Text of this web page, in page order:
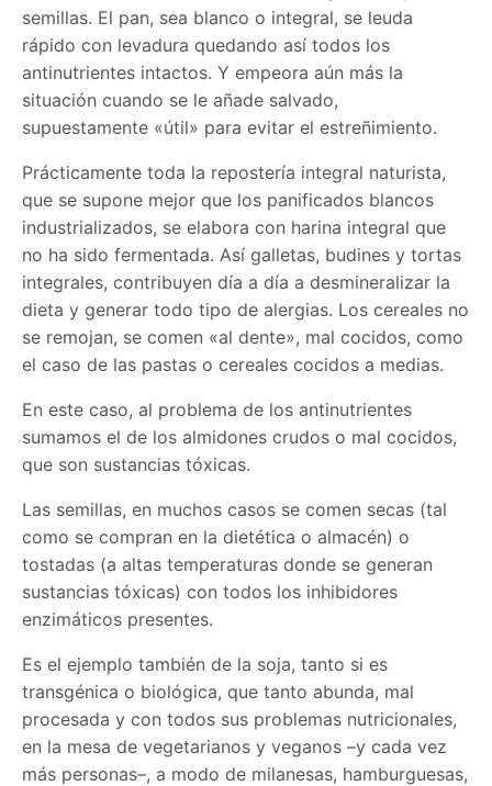
semillas. El pan, sea blanco o integral, se leuda
rápido con levadura quedando así todos los
antinutrientes intactos. Y empeora aún más la
situación cuando se le añade salvado,
supuestamente «útil» para evitar el estreñimiento.
Prácticamente toda la repostería integral naturista,
que se supone mejor que los panificados blancos
industrializados, se elabora con harina integral que
no ha sido fermentada. Así galletas, budines y tortas
integrales, contribuyen día a día a desmineralizar la
dieta y generar todo tipo de alergias. Los cereales no
se remojan, se comen «al dente», mal cocidos, como
el caso de las pastas o cereales cocidos a medias.
En este caso, al problema de los antinutrientes
sumamos el de los almidones crudos o mal cocidos,
que son sustancias tóxicas.
Las semillas, en muchos casos se comen secas (tal
como se compran en la dietética o almacén) o
tostadas (a altas temperaturas donde se generan
sustancias tóxicas) con todos los inhibidores
enzimáticos presentes.
Es el ejemplo también de la soja, tanto si es
transgénica o biológica, que tanto abunda, mal
procesada y con todos sus problemas nutricionales,
en la mesa de vegetarianos y veganos –y cada vez
más personas–, a modo de milanesas, hamburguesas,